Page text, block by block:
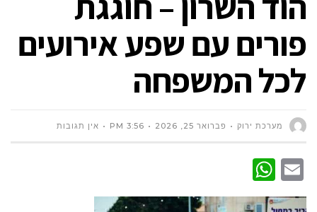
פורים עם שפע אירועים
לכל המשפחה
מערכת ירוק פברואר 25, 2026 3:56 PM אין תגובות
Email